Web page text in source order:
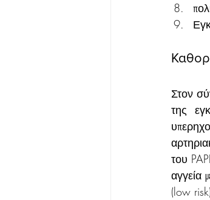
Στον
της
του
αγγεία
(low